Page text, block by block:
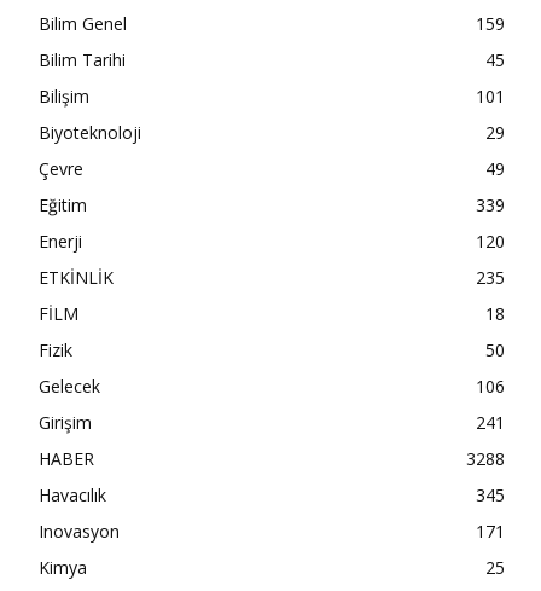
Bilim Genel
159
Bilim Tarihi
45
Bilişim
101
Biyoteknoloji
29
Çevre
49
Eğitim
339
Enerji
120
ETKİNLİK
235
FİLM
18
Fizik
50
Gelecek
106
Girişim
241
HABER
3288
Havacılık
345
Inovasyon
171
Kimya
25